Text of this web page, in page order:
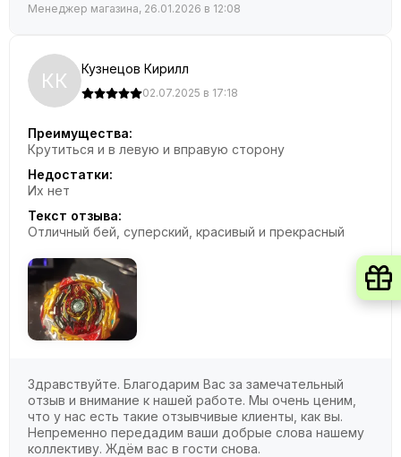
Менеджер магазина, 26.01.2026 в 12:08
КК Кузнецов Кирилл
02.07.2025 в 17:18
Преимущества:
Крутиться и в левую и вправую сторону
Недостатки:
Их нет
Текст отзыва:
Отличный бей, суперский, красивый и прекрасный
Здравствуйте. Благодарим Вас за замечательный
отзыв и внимание к нашей работе. Мы очень ценим,
что у нас есть такие отзывчивые клиенты, как вы.
Непременно передадим ваши добрые слова нашему
коллективу. Ждём вас в гости снова.